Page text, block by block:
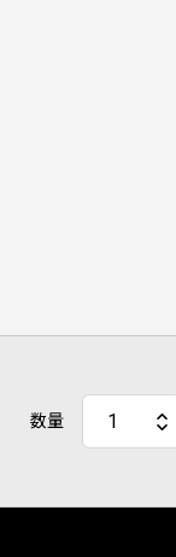
数量